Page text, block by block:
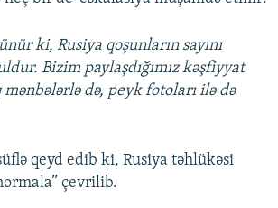
ki, Rusiya qoşunların sayını
Bizim paylaşdığımız kəşfiyyat
mənbələrlə də, peyk fotoları ilə də
qeyd edib ki, Rusiya təhlükəsi
çevrilib.